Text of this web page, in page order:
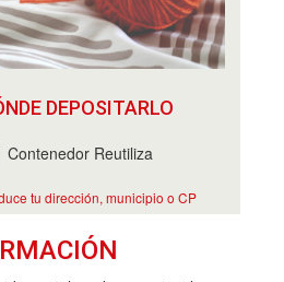
DEPOSITARLO
Contenedor Reutiliza
tu dirección, municipio o CP